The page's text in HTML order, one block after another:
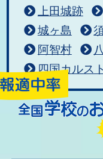
上田城跡
城ヶ島
阿智村
四国カルスト